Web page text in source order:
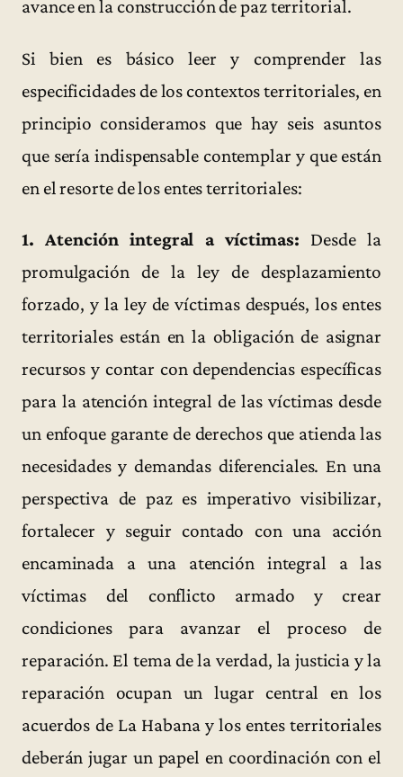
avance en la construcción de paz territorial.
Si bien es básico leer y comprender las
especificidades de los contextos territoriales, en
principio consideramos que hay seis asuntos
que sería indispensable contemplar y que están
en el resorte de los entes territoriales:
1. Atención integral a víctimas: Desde la
promulgación de la ley de desplazamiento
forzado, y la ley de víctimas después, los entes
territoriales están en la obligación de asignar
recursos y contar con dependencias específicas
para la atención integral de las víctimas desde
un enfoque garante de derechos que atienda las
necesidades y demandas diferenciales. En una
perspectiva de paz es imperativo visibilizar,
fortalecer y seguir contado con una acción
encaminada a una atención integral a las
víctimas del conflicto armado y crear
condiciones para avanzar el proceso de
reparación. El tema de la verdad, la justicia y la
reparación ocupan un lugar central en los
acuerdos de La Habana y los entes territoriales
deberán jugar un papel en coordinación con el